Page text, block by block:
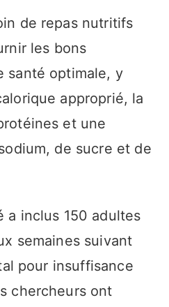
de repas nutritifs
les bons
santé optimale, y
approprié, la
et une
de sucre et de
a inclus 150 adultes
semaines suivant
pour insuffisance
chercheurs ont